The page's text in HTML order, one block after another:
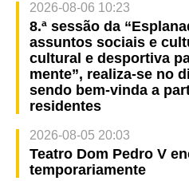
2026-08-06 10:23
8.ª sessão da
assuntos sociais e
cultural e desportiva
mente”, realiza-se no
sendo bem-vinda a
residentes
2026-08-05 20:03
Teatro Dom Pedro V
temporariamente